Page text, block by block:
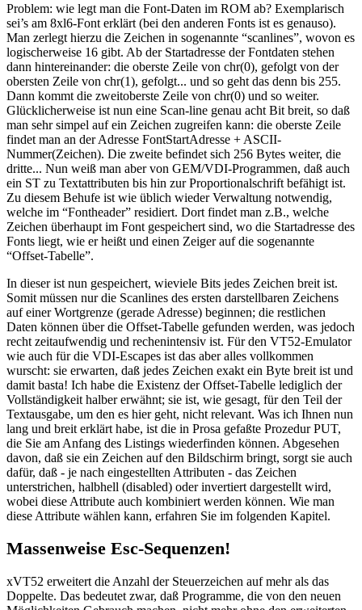
Problem: wie legt man die Font-Daten im ROM ab? Exemplarisch
sei’s am 8xl6-Font erklärt (bei den anderen Fonts ist es genauso).
Man zerlegt hierzu die Zeichen in sogenannte “scanlines”, wovon es
logischerweise 16 gibt. Ab der Startadresse der Fontdaten stehen
dann hintereinander: die oberste Zeile von chr(0), gefolgt von der
obersten Zeile von chr(1), gefolgt... und so geht das denn bis 255.
Dann kommt die zweitoberste Zeile von chr(0) und so weiter.
Glücklicherweise ist nun eine Scan-line genau acht Bit breit, so daß
man sehr simpel auf ein Zeichen zugreifen kann: die oberste Zeile
findet man an der Adresse FontStartAdresse + ASCII-
Nummer(Zeichen). Die zweite befindet sich 256 Bytes weiter, die
dritte... Nun weiß man aber von GEM/VDI-Programmen, daß auch
ein ST zu Textattributen bis hin zur Proportionalschrift befähigt ist.
Zu diesem Behufe ist wie üblich wieder Verwaltung notwendig,
welche im “Fontheader” residiert. Dort findet man z.B., welche
Zeichen überhaupt im Font gespeichert sind, wo die Startadresse des
Fonts liegt, wie er heißt und einen Zeiger auf die sogenannte
“Offset-Tabelle”.
In dieser ist nun gespeichert, wieviele Bits jedes Zeichen breit ist.
Somit müssen nur die Scanlines des ersten darstellbaren Zeichens
auf einer Wortgrenze (gerade Adresse) beginnen; die restlichen
Daten können über die Offset-Tabelle gefunden werden, was jedoch
recht zeitaufwendig und rechenintensiv ist. Für den VT52-Emulator
wie auch für die VDI-Escapes ist das aber alles vollkommen
wurscht: sie erwarten, daß jedes Zeichen exakt ein Byte breit ist und
damit basta! Ich habe die Existenz der Offset-Tabelle lediglich der
Vollständigkeit halber erwähnt; sie ist, wie gesagt, für den Teil der
Textausgabe, um den es hier geht, nicht relevant. Was ich Ihnen nun
lang und breit erklärt habe, ist die in Prosa gefaßte Prozedur PUT,
die Sie am Anfang des Listings wiederfinden können. Abgesehen
davon, daß sie ein Zeichen auf den Bildschirm bringt, sorgt sie auch
dafür, daß - je nach eingestellten Attributen - das Zeichen
unterstrichen, halbhell (disabled) oder invertiert dargestellt wird,
wobei diese Attribute auch kombiniert werden können. Wie man
diese Attribute wählen kann, erfahren Sie im folgenden Kapitel.
Massenweise Esc-Sequenzen!
xVT52 erweitert die Anzahl der Steuerzeichen auf mehr als das
Doppelte. Das bedeutet zwar, daß Programme, die von den neuen